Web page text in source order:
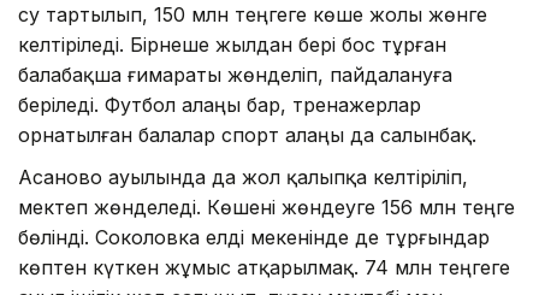
су тартылып, 150 млн теңгеге көше жолы жөнге
келтіріледі. Бірнеше жылдан бері бос тұрған
балабақша ғимараты жөнделіп, пайдалануға
беріледі. Футбол алаңы бар, тренажерлар
орнатылған балалар спорт алаңы да салынбақ.
Асаново ауылында да жол қалыпқа келтіріліп,
мектеп жөнделеді. Көшені жөндеуге 156 млн теңге
бөлінді. Соколовка елді мекенінде де тұрғындар
көптен күткен жұмыс атқарылмақ. 74 млн теңгеге